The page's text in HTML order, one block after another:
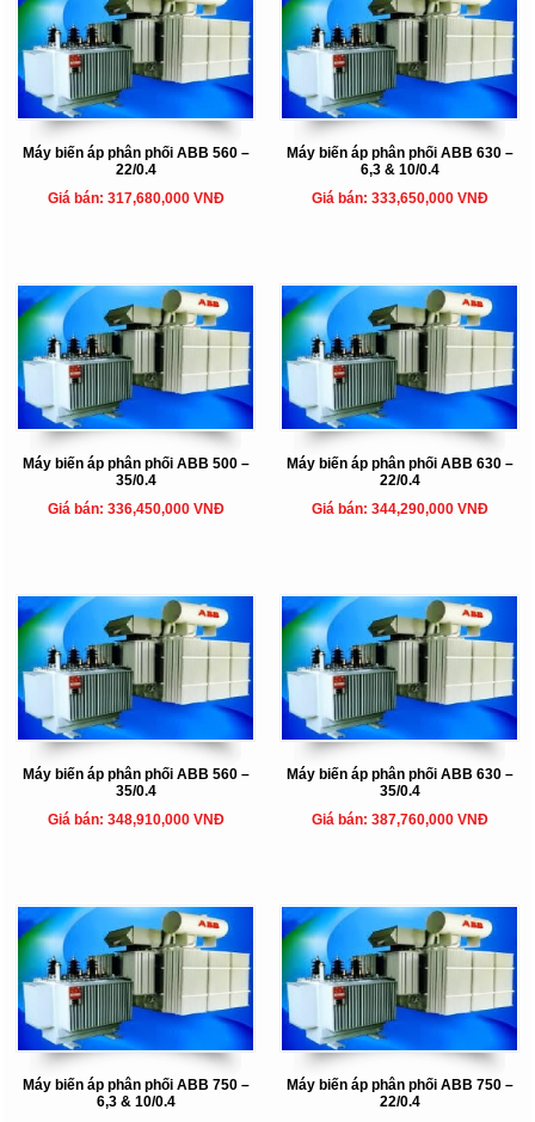
Máy biến áp phân phối ABB 560 –
22/0.4
Giá bán: 317,680,000 VNĐ
Máy biến áp phân phối ABB 630 –
6,3 & 10/0.4
Giá bán: 333,650,000 VNĐ
Máy biến áp phân phối ABB 500 –
35/0.4
Giá bán: 336,450,000 VNĐ
Máy biến áp phân phối ABB 630 –
22/0.4
Giá bán: 344,290,000 VNĐ
Máy biến áp phân phối ABB 560 –
35/0.4
Giá bán: 348,910,000 VNĐ
Máy biến áp phân phối ABB 630 –
35/0.4
Giá bán: 387,760,000 VNĐ
Máy biến áp phân phối ABB 750 –
6,3 & 10/0.4
Máy biến áp phân phối ABB 750 –
22/0.4